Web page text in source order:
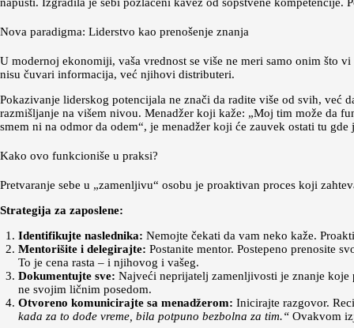
Nova paradigma: Liderstvo kao prenošenje znanja
U modernoj ekonomiji, vaša vrednost se više ne meri samo onim što
nisu čuvari informacija, već njihovi distributeri.
Pokazivanje liderskog potencijala ne znači da radite više od svih, već
razmišljanje na višem nivou. Menadžer koji kaže: „Moj tim može da
smem ni na odmor da odem“, je menadžer koji će zauvek ostati tu gde
Kako ovo funkcioniše u praksi?
Pretvaranje sebe u „zamenljivu“ osobu je proaktivan proces koji
Strategija za zaposlene:
Identifikujte naslednika: Nemojte čekati da vam neko kaže.
Mentorišite i delegirajte: Postanite mentor. Postepeno prenosite
To je cena rasta – i njihovog i vašeg.
Dokumentujte sve: Najveći neprijatelj zamenljivosti je znanje
ne svojim ličnim posedom.
Otvoreno komunicirajte sa menadžerom: Inicirajte razgovor.
kada za to dođe vreme, bila potpuno bezbolna za tim.“Ovakvom